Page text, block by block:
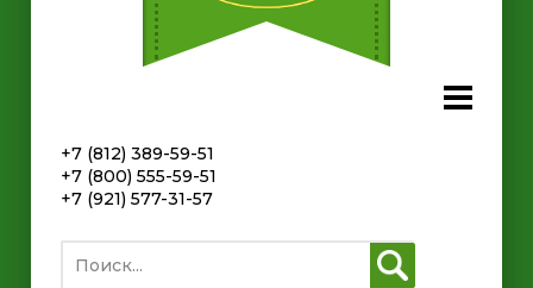
+7 (812) 389-59-51
+7 (800) 555-59-51
+7 (921) 577-31-57